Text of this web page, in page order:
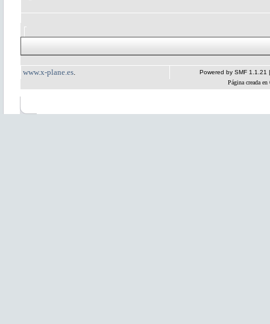
www.x-plane.es Powered by SMF 1.1.21
Página creada